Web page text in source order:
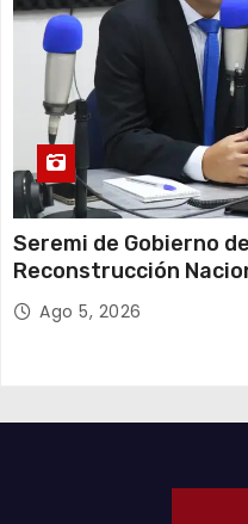
Seremi de Gobierno
Reconstrucción
y el empleo en
Ago 5, 2026